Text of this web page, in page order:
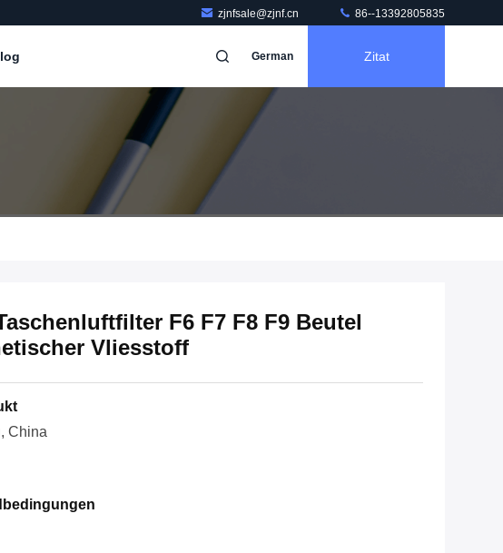
zjnfsale@zjnf.cn 86--13392805835
German Zitat
F6 F7 F8 F9 Beutel
Vliesstoff
China